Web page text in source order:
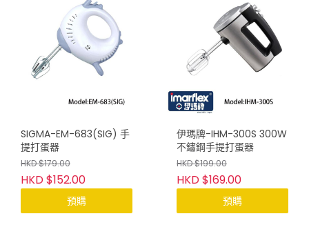
SIGMA-EM-683(SIG) 手
提打蛋器
HKD $179.00
HKD $152.00
預購
伊瑪牌-IHM-300S 300W
不鏽鋼手提打蛋器
HKD $199.00
HKD $169.00
預購